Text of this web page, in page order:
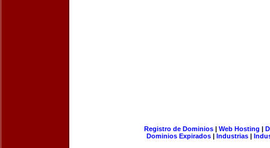
Registro de Dominios| Web Hosting |
Dominios Expirados | Industrias |